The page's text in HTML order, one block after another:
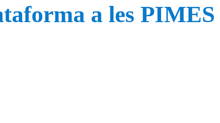
a les PIMES